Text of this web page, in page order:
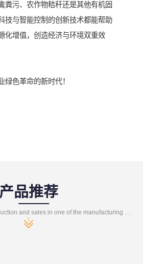
粪污、农作物秸秆还是其他有机固
技与智能控制的创新技术都能帮助
化增值，创造经济与环境双重效
绿色革命的新时代！
产品推荐